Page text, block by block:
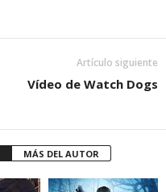
Artículo siguiente
Vídeo de Watch Dogs
MÁS DEL AUTOR